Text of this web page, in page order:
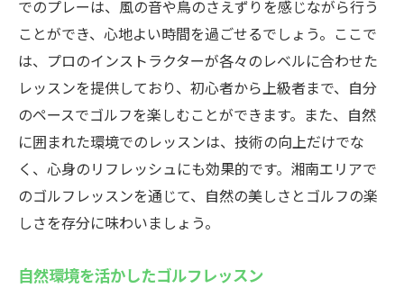
でのプレーは、風の音や鳥のさえずりを感じながら行う
ことができ、心地よい時間を過ごせるでしょう。ここで
は、プロのインストラクターが各々のレベルに合わせた
レッスンを提供しており、初心者から上級者まで、自分
のペースでゴルフを楽しむことができます。また、自然
に囲まれた環境でのレッスンは、技術の向上だけでな
く、心身のリフレッシュにも効果的です。湘南エリアで
のゴルフレッスンを通じて、自然の美しさとゴルフの楽
しさを存分に味わいましょう。
自然環境を活かしたゴルフレッスン